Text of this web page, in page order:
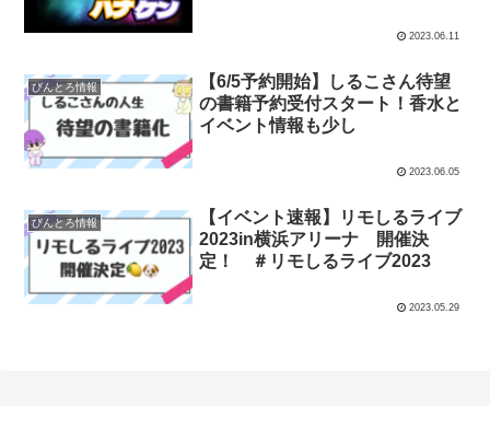
2023.06.11
びんとろ情報
【6/5予約開始】しるこさん待望
の書籍予約受付スタート！香水と
イベント情報も少し
2023.06.05
びんとろ情報
【イベント速報】リモしるライブ
2023in横浜アリーナ 開催決
定！ ＃リモしるライブ2023
2023.05.29